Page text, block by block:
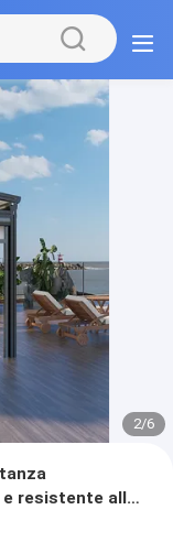
2/6
resistente alla
da sole